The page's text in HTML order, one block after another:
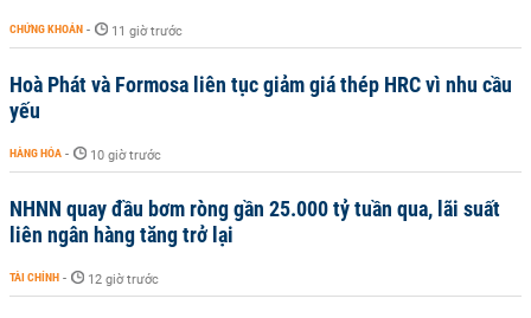
CHỨNG KHOÁN - 11 giờ trước
Hoà Phát và Formosa liên tục giảm giá thép HRC vì nhu cầu
yếu
HÀNG HÓA - 10 giờ trước
NHNN quay đầu bơm ròng gần 25.000 tỷ tuần qua, lãi suất
liên ngân hàng tăng trở lại
TÀI CHÍNH - 12 giờ trước